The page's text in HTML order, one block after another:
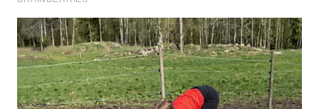
PRIANGAN
TIMUR
WN
SEMARANG